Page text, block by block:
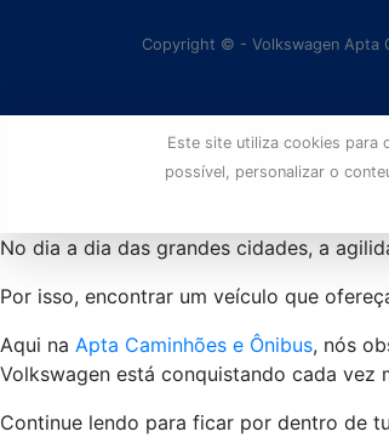
Copyright © - Volkswagen Apta
Este site utiliza cookies para
possível, personalizar o
No dia a dia das grandes cidades, a
Por isso, encontrar um veículo que
Aqui na Apta Caminhões e Ônibus, nós
Volkswagen está conquistando cada vez
Continue lendo para ficar por dentro de